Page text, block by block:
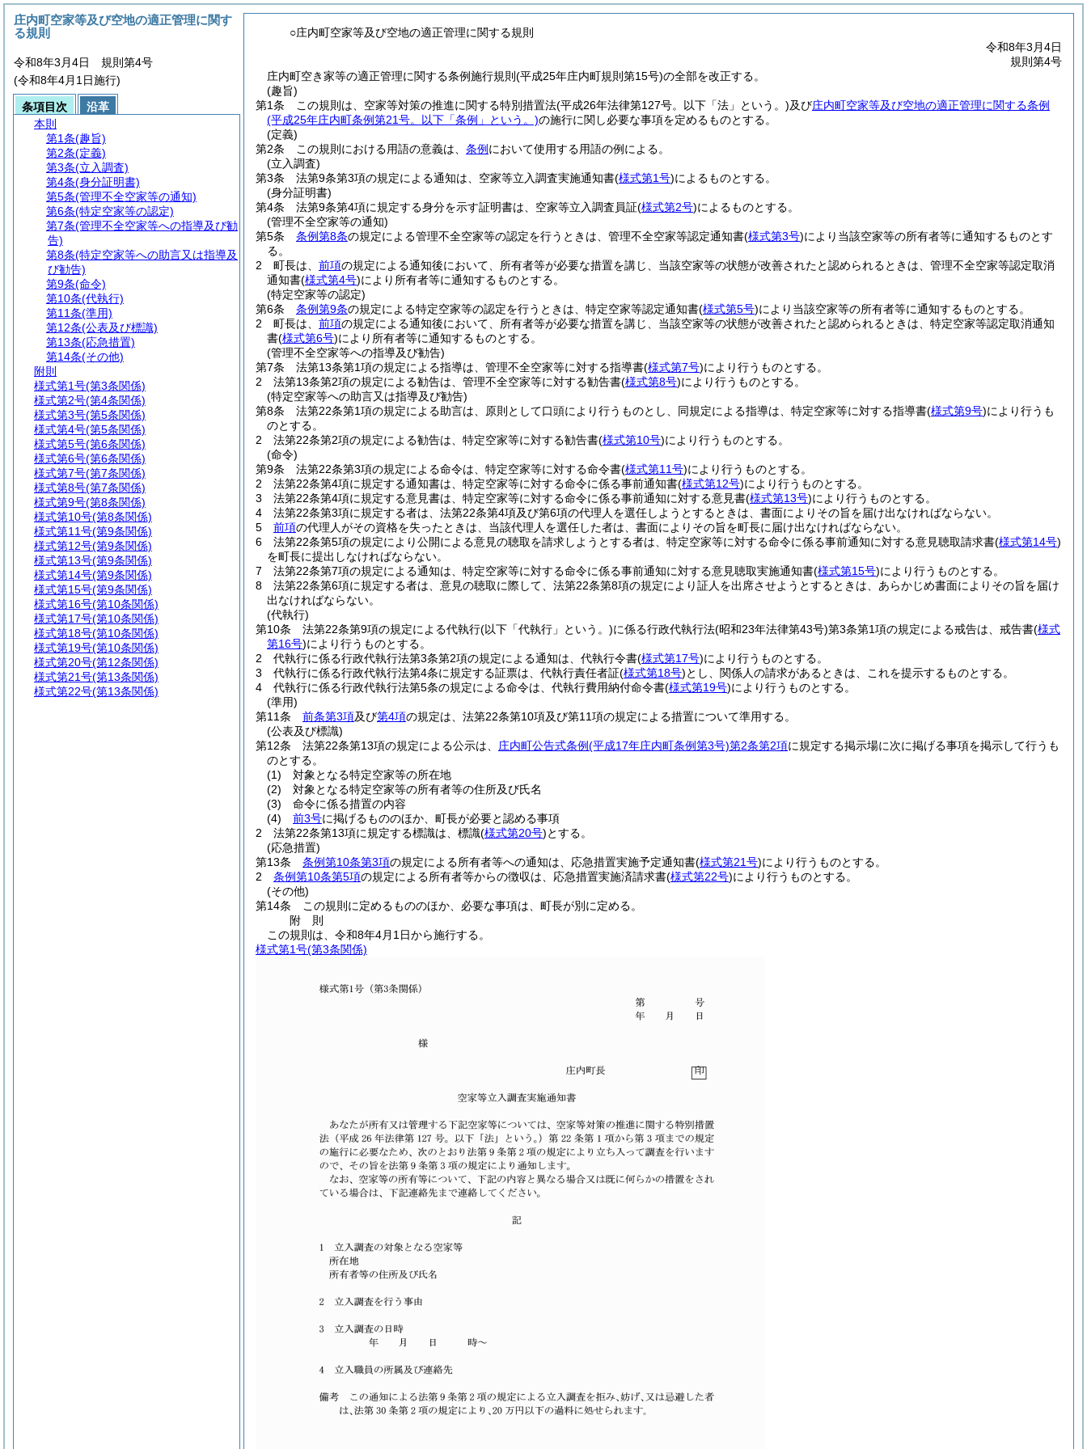
○庄内町空家等及び空地の適正管理に関する規則
令和8年3月4日
規則第4号
庄内町空き家等の適正管理に関する条例施行規則(平成25年庄内町規則第15号)の全部を改正する。
(趣旨)
第1条
この規則は、空家等対策の推進に関する特別措置法(平成26年法律第127号。以下「法」という。)及び庄内町空家等及び空地の適正管理に関する条例
(平成25年庄内町条例第21号。以下「条例」という。)の施行に関し必要な事項を定めるものとする。
(定義)
第2条
この規則における用語の意義は、 条例 において使用する用語の例による。
(立入調査)
第3条
法第9条第3項の規定による通知は、空家等立入調査実施通知書(様式第1号)によるものとする。
(身分証明書)
第4条
法第9条第4項に規定する身分を示す証明書は、空家等立入調査員証(様式第2号)によるものとする。
(管理不全空家等の通知)
第5条
条例第8条の規定による管理不全空家等の認定を行うときは、管理不全空家等認定通知書(様式第3号)により当該空家等の所有者等に通知するものとす
る。
2
町長は、 前項の規定による通知後において、所有者等が必要な措置を講じ、当該空家等の状態が改善されたと認められるときは、管理不全空家等認定取消
通知書(様式第4号)により所有者等に通知するものとする。
(特定空家等の認定)
第6条
条例第9条の規定による特定空家等の認定を行うときは、特定空家等認定通知書(様式第5号)により当該空家等の所有者等に通知するものとする。
2
町長は、 前項の規定による通知後において、所有者等が必要な措置を講じ、当該空家等の状態が改善されたと認められるときは、特定空家等認定取消通知
書(様式第6号)により所有者等に通知するものとする。
(管理不全空家等への指導及び勧告)
第7条
法第13条第1項の規定による指導は、管理不全空家等に対する指導書(様式第7号)により行うものとする。
2
法第13条第2項の規定による勧告は、管理不全空家等に対する勧告書(様式第8号)により行うものとする。
(特定空家等への助言又は指導及び勧告)
第8条
法第22条第1項の規定による助言は、原則として口頭により行うものとし、同規定による指導は、特定空家等に対する指導書(様式第9号)により行うも
のとする。
2
法第22条第2項の規定による勧告は、特定空家等に対する勧告書(様式第10号)により行うものとする。
(命令)
第9条
法第22条第3項の規定による命令は、特定空家等に対する命令書(様式第11号)により行うものとする。
2
法第22条第4項に規定する通知書は、特定空家等に対する命令に係る事前通知書(様式第12号)により行うものとする。
3
法第22条第4項に規定する意見書は、特定空家等に対する命令に係る事前通知に対する意見書(様式第13号)により行うものとする。
4
法第22条第3項に規定する者は、法第22条第4項及び第6項の代理人を選任しようとするときは、書面によりその旨を届け出なければならない。
5
前項の代理人がその資格を失ったときは、当該代理人を選任した者は、書面によりその旨を町長に届け出なければならない。
6
法第22条第5項の規定により公開による意見の聴取を請求しようとする者は、特定空家等に対する命令に係る事前通知に対する意見聴取請求書(様式第14号)
を町長に提出しなければならない。
7
法第22条第7項の規定による通知は、特定空家等に対する命令に係る事前通知に対する意見聴取実施通知書(様式第15号)により行うものとする。
8
法第22条第6項に規定する者は、意見の聴取に際して、法第22条第8項の規定により証人を出席させようとするときは、あらかじめ書面によりその旨を届け
出なければならない。
(代執行)
第10条
法第22条第9項の規定による代執行(以下「代執行」という。)に係る行政代執行法(昭和23年法律第43号)第3条第1項の規定による戒告は、戒告書(様式
第16号)により行うものとする。
2
代執行に係る行政代執行法第3条第2項の規定による通知は、代執行令書(様式第17号)により行うものとする。
3
代執行に係る行政代執行法第4条に規定する証票は、代執行責任者証(様式第18号)とし、関係人の請求があるときは、これを提示するものとする。
4
代執行に係る行政代執行法第5条の規定による命令は、代執行費用納付命令書(様式第19号)により行うものとする。
(準用)
第11条
前条第3項及び第4項の規定は、法第22条第10項及び第11項の規定による措置について準用する。
(公表及び標識)
第12条
法第22条第13項の規定による公示は、 庄内町公告式条例(平成17年庄内町条例第3号)第2条第2項に規定する掲示場に次に掲げる事項を掲示して行うも
のとする。
(1)
対象となる特定空家等の所在地
(2)
対象となる特定空家等の所有者等の住所及び氏名
(3)
命令に係る措置の内容
(4)
前3号に掲げるもののほか、町長が必要と認める事項
2
法第22条第13項に規定する標識は、標識(様式第20号)とする。
(応急措置)
第13条
条例第10条第3項の規定による所有者等への通知は、応急措置実施予定通知書(様式第21号)により行うものとする。
2
条例第10条第5項の規定による所有者等からの徴収は、応急措置実施済請求書(様式第22号)により行うものとする。
(その他)
第14条
この規則に定めるもののほか、必要な事項は、町長が別に定める。
附 則
この規則は、令和8年4月1日から施行する。
様式第1号(第3条関係)
庄内町空家等及び空地の適正管理に関す
る規則
令和8年3月4日 規則第4号
(令和8年4月1日施行)
条項目次
沿革
本則
第1条(趣旨)
第2条(定義)
第3条(立入調査)
第4条(身分証明書)
第5条(管理不全空家等の通知)
第6条(特定空家等の認定)
第7条(管理不全空家等への指導及び勧
告)
第8条(特定空家等への助言又は指導及
び勧告)
第9条(命令)
第10条(代執行)
第11条(準用)
第12条(公表及び標識)
第13条(応急措置)
第14条(その他)
附則
様式第1号(第3条関係)
様式第2号(第4条関係)
様式第3号(第5条関係)
様式第4号(第5条関係)
様式第5号(第6条関係)
様式第6号(第6条関係)
様式第7号(第7条関係)
様式第8号(第7条関係)
様式第9号(第8条関係)
様式第10号(第8条関係)
様式第11号(第9条関係)
様式第12号(第9条関係)
様式第13号(第9条関係)
様式第14号(第9条関係)
様式第15号(第9条関係)
様式第16号(第10条関係)
様式第17号(第10条関係)
様式第18号(第10条関係)
様式第19号(第10条関係)
様式第20号(第12条関係)
様式第21号(第13条関係)
様式第22号(第13条関係)